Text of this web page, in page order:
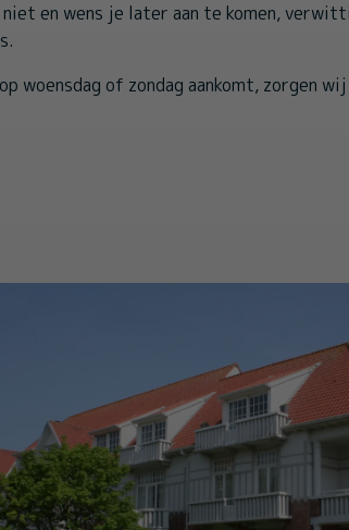
en wens je later aan te komen,
woensdag of zondag aankomt, zorgen